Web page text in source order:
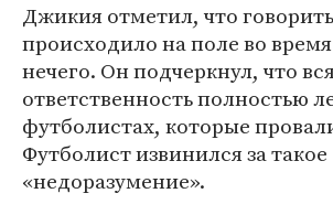
Джикия отметил, что
происходило на поле во
нечего. Он подчеркнул, что
ответственность полностью
футболистах, которые
Футболист извинился за такое
«недоразумение».